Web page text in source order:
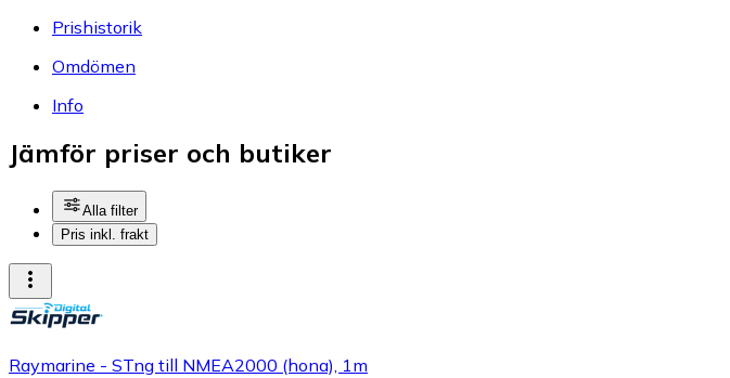
Prishistorik
Omdömen
Info
Jämför priser och butiker
Alla filter
Pris inkl. frakt
Raymarine - STng till NMEA2000 (hona), 1m